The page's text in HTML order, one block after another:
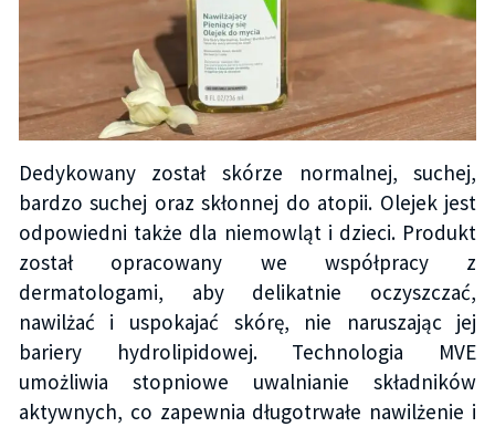
Dedykowany został skórze normalnej, suchej,
bardzo suchej oraz skłonnej do atopii. Olejek jest
odpowiedni także dla niemowląt i dzieci. Produkt
został opracowany we współpracy z
dermatologami, aby delikatnie oczyszczać,
nawilżać i uspokajać skórę, nie naruszając jej
bariery hydrolipidowej. Technologia MVE
umożliwia stopniowe uwalnianie składników
aktywnych, co zapewnia długotrwałe nawilżenie i